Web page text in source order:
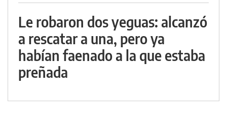
Le robaron dos yeguas: alcanzó
a rescatar a una, pero ya
habían faenado a la que estaba
preñada